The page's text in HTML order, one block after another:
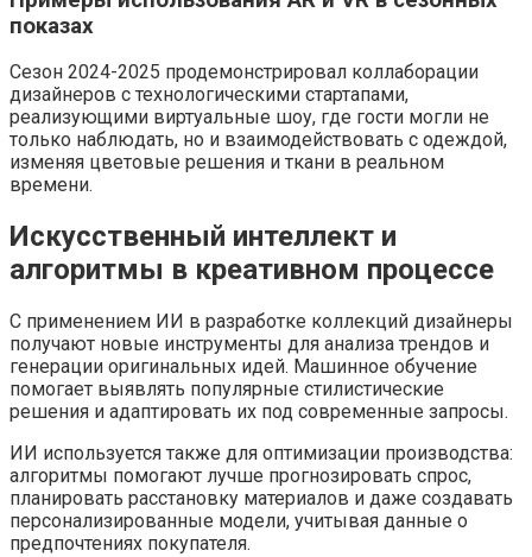
показах
Сезон 2024-2025 продемонстрировал коллаборации
дизайнеров с технологическими стартапами,
реализующими виртуальные шоу, где гости могли не
только наблюдать, но и взаимодействовать с одеждой,
изменяя цветовые решения и ткани в реальном
времени.
Искусственный интеллект и
алгоритмы в креативном процессе
С применением ИИ в разработке коллекций дизайнеры
получают новые инструменты для анализа трендов и
генерации оригинальных идей. Машинное обучение
помогает выявлять популярные стилистические
решения и адаптировать их под современные запросы.
ИИ используется также для оптимизации производства:
алгоритмы помогают лучше прогнозировать спрос,
планировать расстановку материалов и даже создавать
персонализированные модели, учитывая данные о
предпочтениях покупателя.